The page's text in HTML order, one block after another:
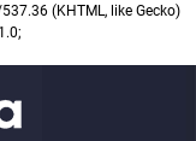
(KHTML, like Gecko)